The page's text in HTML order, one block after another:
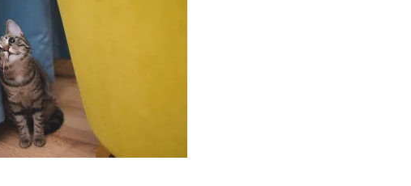
Ką daryti, kad katė
nedraskytų tapetų?
2026-02-07